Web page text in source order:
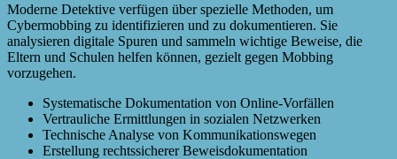
Moderne Detektive verfügen über spezielle Methoden, um
Cybermobbing zu identifizieren und zu dokumentieren. Sie
analysieren digitale Spuren und sammeln wichtige Beweise, die
Eltern und Schulen helfen können, gezielt gegen Mobbing
vorzugehen.
Systematische Dokumentation von Online-Vorfällen
Vertrauliche Ermittlungen in sozialen Netzwerken
Technische Analyse von Kommunikationswegen
Erstellung rechtssicherer Beweisdokumentation